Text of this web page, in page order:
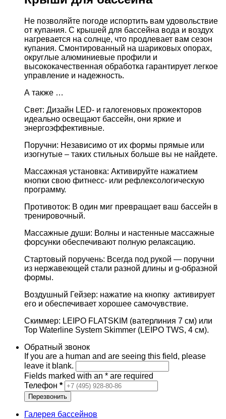
Не позволяйте погоде испортить вам удовольствие
от купания. С крышей для бассейна вода и воздух
нагревается на солнце, что продлевает вам сезон
купания. Смонтированный на шариковых опорах,
округлые алюминиевые профили и
высококачественная обработка гарантирует легкое
управление и надежность.
А также …
Свет: Дизайн LED- и галогеновых прожекторов
идеально освещают бассейн, они яркие и
энергоэффективные.
Поручни: Независимо от их формы прямые или
изогнутые – таких стильных больше вы не найдете.
Массажная установка: Активируйте нажатием
кнопки свою фитнесс- или рефлексологическую
программу.
Противоток: В один миг превращает ваш бассейн в
тренировочный.
Массажные души: Волны и настенные массажные
форсунки обеспечивают полную релаксацию.
Стартовый поручень: Всегда под рукой — поручни
из нержавеющей стали разной длины и g-образной
формы.
Воздушный Гейзер: нажатие на кнопку активирует
его и обеспечивает хорошее самочувствие.
Скиммер: LEIPO FLATSKIM (ватерлиния 7 см) или
Top Waterline System Skimmer (LEIPO TWS, 4 см).
Обратный звонок
If you are a human and are seeing this field, please
leave it blank.
Fields marked with an * are required
Телефон *
Галерея бассейнов